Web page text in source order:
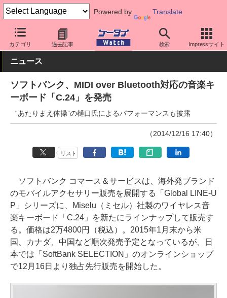
Powered by Translate
カテゴリ 過去記事 検索 Impressサイト
ケータイ Watch キャリア ソフトバンク 周辺機器
ニュース
ソフトバンク、MIDI over Bluetooth対応の音楽キ
ーボード「C.24」を発売
“あたりまえ体操”の樋口氏によるパフォーマンスも披露
（2014/12/16 17:40）
リスト
ソフトバンク コマース＆サービスは、海外発ブランド
のモバイルアクセサリー販売を展開する「Global LINE-U
P」シリーズに、Miselu（ミセル）社製のワイヤレス音
楽キーボード「C.24」を新たにラインナップして販売す
る。価格は2万4800円（税込）。2015年1月末から米
国、カナダ、中国など順次発売予定となっているが、日
本では「SoftBank SELECTION」のオンラインショップ
で12月16日より独占先行販売を開始した。